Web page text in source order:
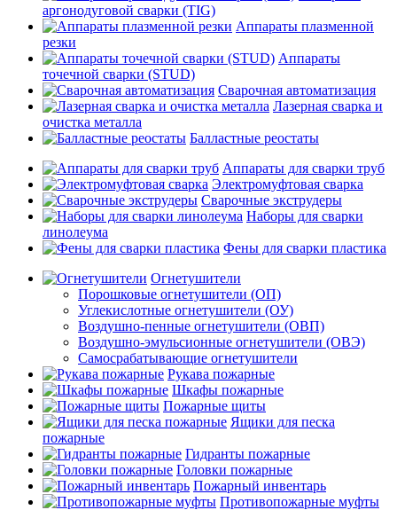
аргонодуговой сварки (TIG)
Аппараты плазменной
резки
Аппараты
точечной сварки (STUD)
Сварочная автоматизация
Лазерная сварка и
очистка металла
Балластные реостаты
Аппараты для сварки труб
Электромуфтовая сварка
Сварочные экструдеры
Наборы для сварки
линолеума
Фены для сварки пластика
Огнетушители
Порошковые огнетушители (ОП)
Углекислотные огнетушители (ОУ)
Воздушно-пенные огнетушители (ОВП)
Воздушно-эмульсионные огнетушители (ОВЭ)
Самосрабатывающие огнетушители
Рукава пожарные
Шкафы пожарные
Пожарные щиты
Ящики для песка
пожарные
Гидранты пожарные
Головки пожарные
Пожарный инвентарь
Противопожарные муфты